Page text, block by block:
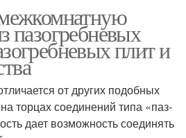
пазогребневых
плит и
от других подобных
торцах соединений типа «паз-
дает возможность соединять